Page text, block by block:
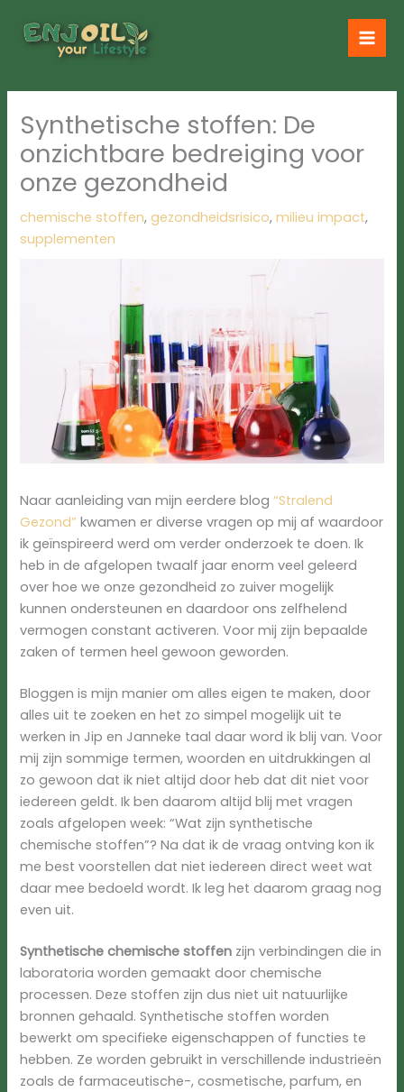
naar
Synthetische stoffen: De
onzichtbare bedreiging voor
onze gezondheid
chemische stoffen,gezondheidsrisico,milieu impact,
supplementen
Naar aanleiding van mijn eerdere blog“Stralend
Gezond” kwamen er diverse vragen op mij af waardoor
ik geïnspireerd werd om verder onderzoek te doen. Ik
heb in de afgelopen twaalf jaar enorm veel geleerd
over hoe we onze gezondheid zo zuiver mogelijk
kunnen ondersteunen en daardoor ons zelfhelend
vermogen constant activeren. Voor mij zijn bepaalde
zaken of termen heel gewoon geworden.
Bloggen is mijn manier om alles eigen te maken, door
alles uit te zoeken en het zo simpel mogelijk uit te
werken in Jip en Janneke taal daar word ik blij van. Voor
mij zijn sommige termen, woorden en uitdrukkingen al
zo gewoon dat ik niet altijd door heb dat dit niet voor
iedereen geldt. Ik ben daarom altijd blij met vragen
zoals afgelopen week: “Wat zijn synthetische
chemische stoffen”? Na dat ik de vraag ontving kon ik
me best voorstellen dat niet iedereen direct weet wat
daar mee bedoeld wordt. Ik leg het daarom graag nog
even uit.
Synthetische chemische stoffen zijn verbindingen die in
laboratoria worden gemaakt door chemische
processen. Deze stoffen zijn dus niet uit natuurlijke
bronnen gehaald. Synthetische stoffen worden
bewerkt om specifieke eigenschappen of functies te
hebben. Ze worden gebruikt in verschillende industrieën
zoals de farmaceutische-, cosmetische, parfum, en